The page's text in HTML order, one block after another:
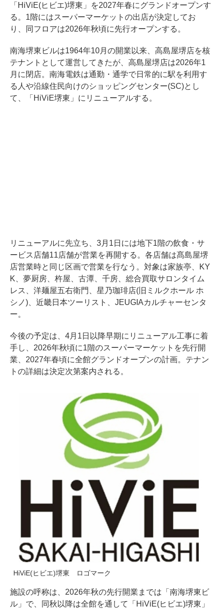
「HiViE(ヒビエ)堺東」を2027年春にグランドオープンす
る。1階にはスーパーマーケットの出店が決定してお
り、同フロアは2026年秋頃に先行オープンする。
南海堺東ビルは1964年10月の開業以来、高島屋堺店を核
テナントとして運営してきたが、高島屋堺店は2026年1
月に閉店。南海電鉄は通勤・通学で日常的に駅を利用す
る人や沿線住民向けのショッピングセンター(SC)とし
て、「HiViE堺東」にリニューアルする。
リニューアルに先立ち、3月1日には地下1階の飲食・サ
ービス店舗11店舗が営業を再開する。各店舗は髙島屋堺
店営業時と同じ区画で営業を行なう。対象は家族亭、KY
K、夢厨房、杵屋、古潭、千房、総合買取サロンタイム
レス、洋麺屋五右衛門、星乃珈琲店(旧ミルクホール ホ
シノ)、近畿日本ツーリスト、JEUGIAカルチャーセンタ
ー。
今後の予定は、4月1日以降早期にリニューアル工事に着
手し、2026年秋頃に1階のスーパーマーケットを先行開
業、2027年春頃に全館グランドオープンの計画。テナン
トの詳細は決定次第案内される。
HiViE(ヒビエ)堺東 ロゴマーク
施設の呼称は、2026年秋の先行開業までは「南海堺東ビ
ル」で、同秋以降は全館を通して「HiViE(ヒビエ)堺東」